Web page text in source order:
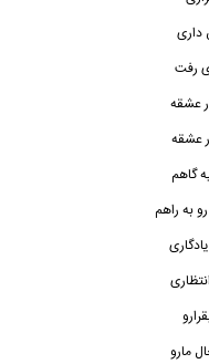
رفت
عشقه
عشقه
گاهم
به راهم
مارو